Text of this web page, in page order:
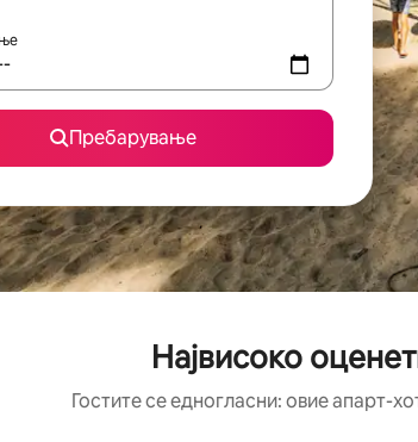
Пребарување
Највисоко
Гостите се едногласни: овие апарт-